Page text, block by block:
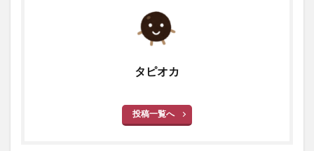
タピオカ
投稿一覧へ